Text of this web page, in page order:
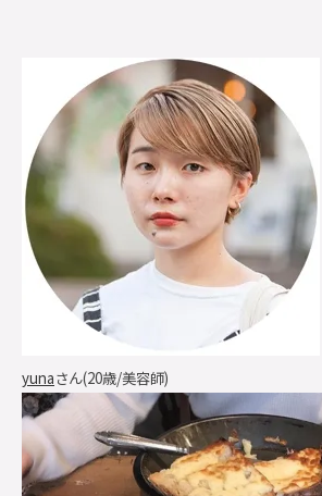
yunaさん(20歳/美容師)